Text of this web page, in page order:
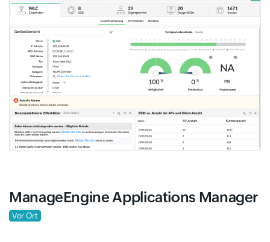
ManageEngine Applications Manager
Vor Ort